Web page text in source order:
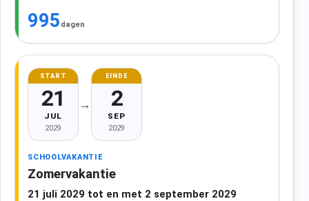
995 dagen
START
21
JUL
2029
→
EINDE
2
SEP
2029
SCHOOLVAKANTIE
Zomervakantie
21 juli 2029 tot en met 2 september 2029